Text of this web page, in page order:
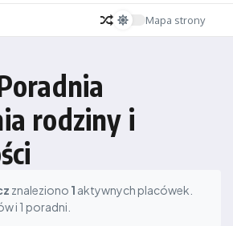
Mapa strony
rodziny i
znaleziono 1 aktywnych placówek.
i 1 poradni.